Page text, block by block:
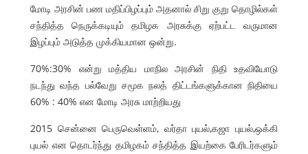
மோடி அரசின் பண மதிப்பிழப்பும் அதனால் சிறு குறு தொழில்கள்
சந்தித்த நெருக்கடியும் தமிழக அரசுக்கு ஏற்பட்ட வருமான
இழப்பும் அடுத்த முக்கியமான ஒன்று.
70%:30% என்று மத்திய மாநில அரசின் நிதி உதவியோடு
நடந்து வந்த பல்வேறு சமூக நலத் திட்டங்களுக்கான நிதியை
60% : 40% என மோடி அரசு மாற்றியது
2015 சென்னை பெருவெள்ளம், வர்தா புயல்,கஜா புயல்,ஒக்கி
புயல் என தொடர்ந்து தமிழகம் சந்தித்த இயற்கை பேரிடர்களும்